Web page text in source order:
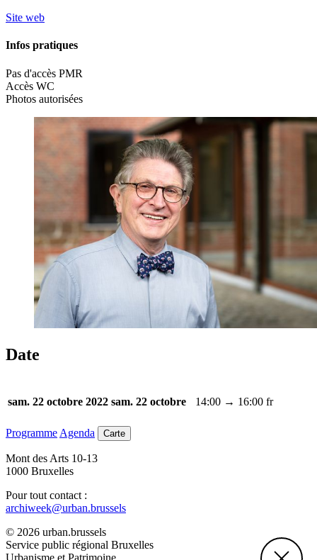
Site web
Infos pratiques
Pas d'accès PMR
Accès WC
Photos autorisées
Date
sam. 22 octobre 2022 sam. 22 octobre 14:00 → 16:00 fr
Programme Agenda Carte
Mont des Arts 10-13
1000 Bruxelles
Pour tout contact :
archiweek@urban.brussels
© 2026 urban.brussels
Service public régional Bruxelles
Urbanisme et Patrimoine